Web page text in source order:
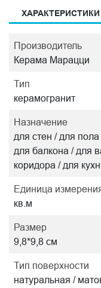
ХАРАКТЕРИСТИКИ
Производитель
Керама Марацци
Тип
керамогранит
Назначение
для стен / для
для балкона / для
коридора / для
Единица
кв.м
Размер
9,8*9,8 см
Тип поверхности
натуральная /